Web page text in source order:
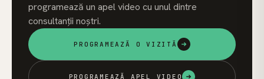
programează un apel video cu unul dintre
consultanții noștri.
PROGRAMEAZĂ O VIZITĂ
PROGRAMEAZĂ APEL VIDEO